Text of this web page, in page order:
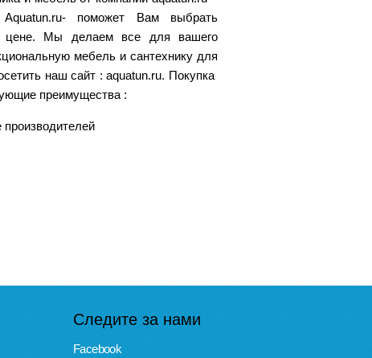
поможет Вам выбрать
цене. Мы делаем все для вашего
мебель и сантехнику для
наш сайт : aquatun.ru. Покупка
преимущества :
Следите за нами
Facebook